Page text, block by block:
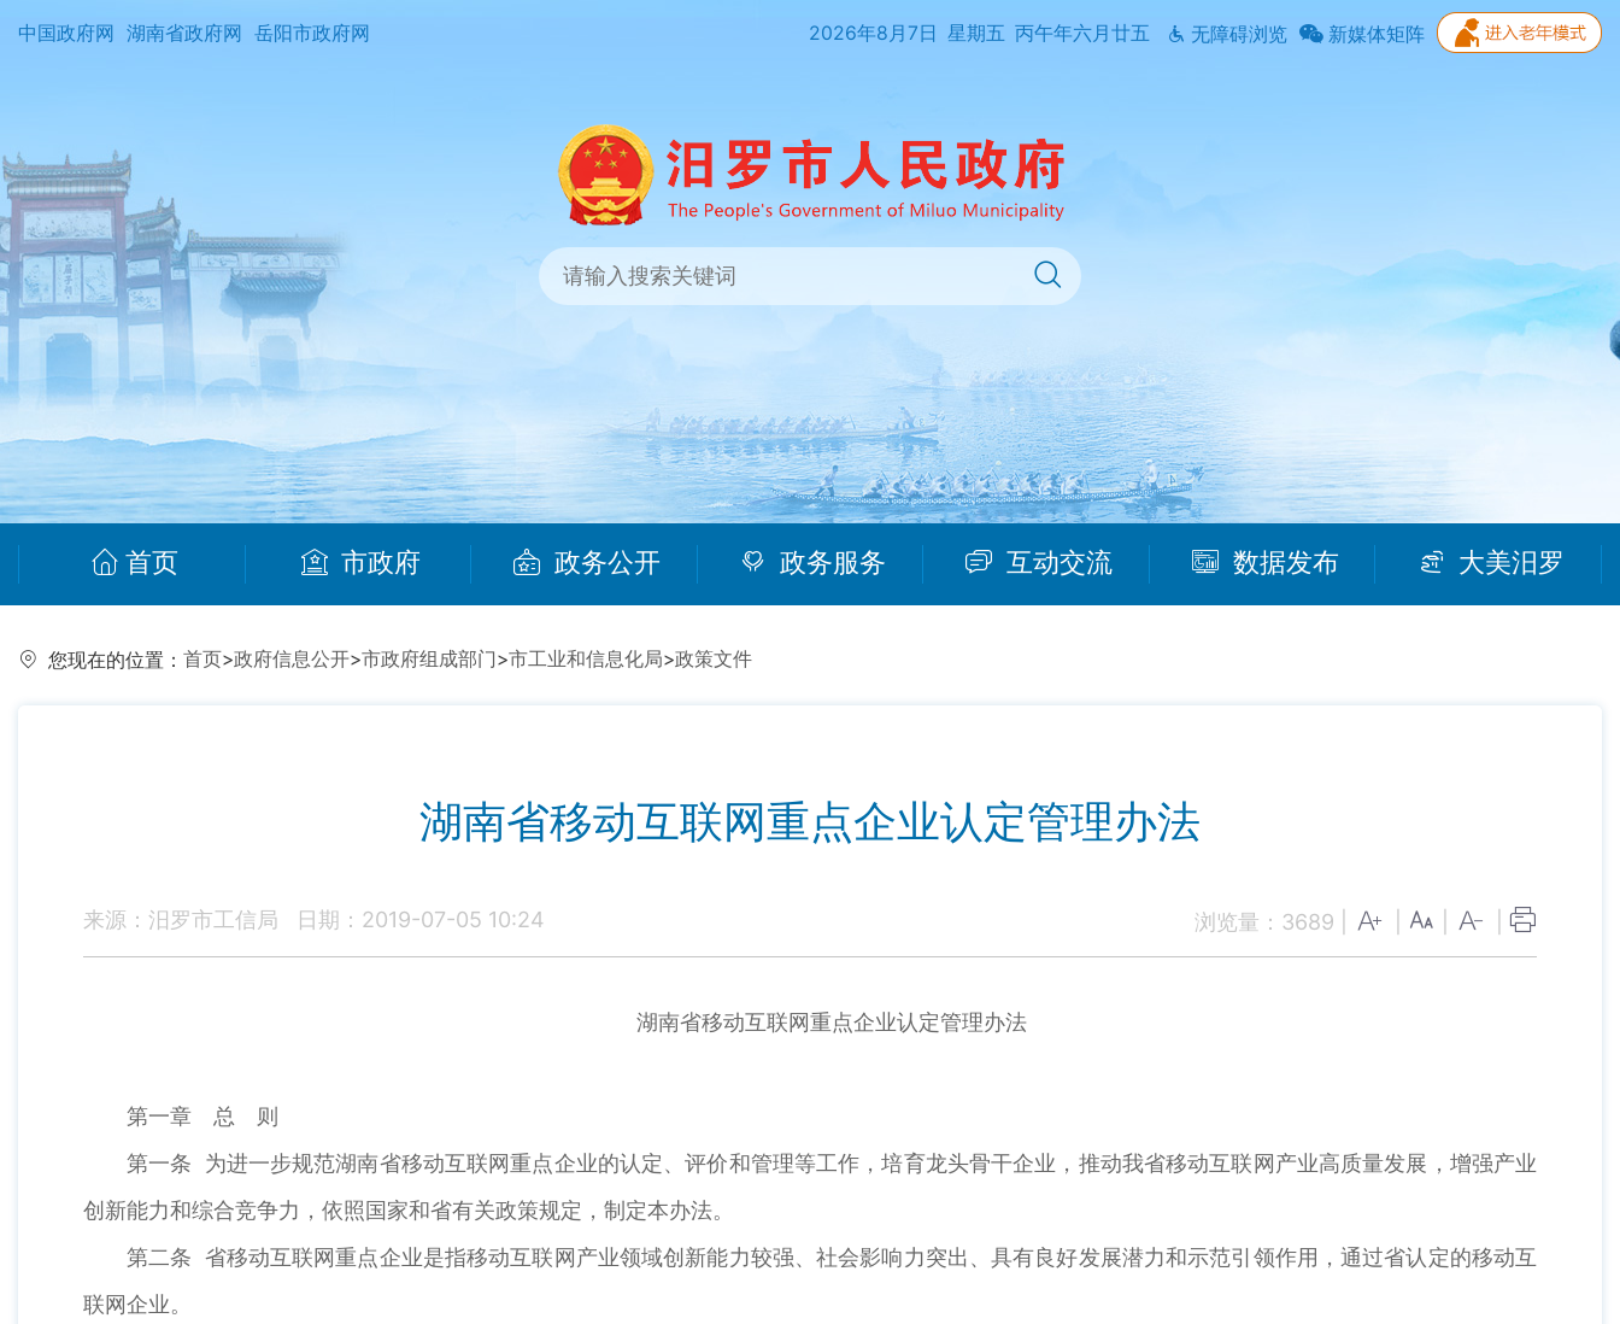
中国政府网 湖南省政府网 岳阳市政府网 2026年8月7日 星期五 丙午年六月廿五 无障碍浏览 新媒体矩阵
首页 市政府 政务公开 政务服务 互动交流 数据发布 大美汨罗
您现在的位置： 首页>政府信息公开>市政府组成部门>市工业和信息化局>政策文件
湖南省移动互联网重点企业认定管理办法
来源：汨罗市工信局 日期：2019-07-05 10:24 浏览量： 3689
湖南省移动互联网重点企业认定管理办法
第一章 总 则
第一条 为进一步规范湖南省移动互联网重点企业的认定、评价和管理等工作，培育龙头骨干企业，推动我省移动互联网产业高质量发展，增强产业
创新能力和综合竞争力，依照国家和省有关政策规定，制定本办法。
第二条 省移动互联网重点企业是指移动互联网产业领域创新能力较强、社会影响力突出、具有良好发展潜力和示范引领作用，通过省认定的移动互
联网企业。